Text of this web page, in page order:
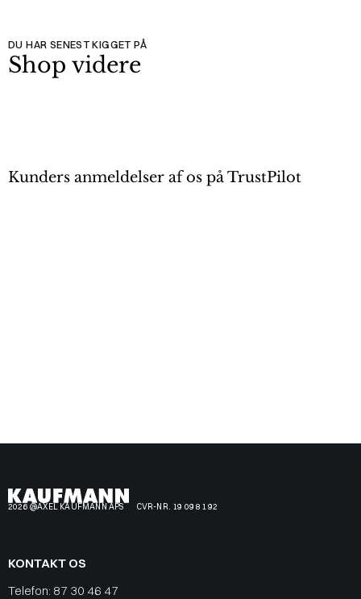
DU HAR SENEST KIGGET PÅ
Shop videre
Kunders anmeldelser af os på TrustPilot
2026 @AXEL KAUFMANN APS CVR-NR. 19 09 81 92
KONTAKT OS
Telefon: 87 30 46 47